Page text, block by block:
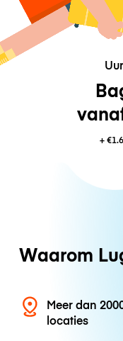
+
Waarom
Meer dan
locaties